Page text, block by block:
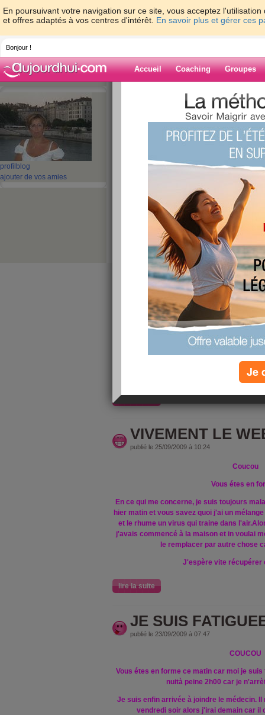
En poursuivant votre navigation sur ce site, vous acceptez
et offres adaptés à vos centres d'intérêt. En savoir plus et gérer ces
Bonjour !
Accueil Coaching Groupes
profil blog
ajouter de vos amies
>
Blog de
21 - 29 »
‹ Préc. 1 2 3 4 5
J'AI TOUJOURS
SINON.....
publié le 28/09/2009 à 12:50
Tous vas
Le soleil vient de pointer le bout de son
Toujours un peu malade il reste un bon
par le nez alors c'est pénible. Mais le week
la maison et fait une marche samedi et le
même si elles ne sont pas très
J'ai fait tous mon mènage
lire la suite
VIVEMENT LE
publié le 25/09/2009 à 10:24
Coucou
Vous étes en
En ce qui me concerne, je suis toujours
hier matin et vous savez quoi j'ai un
et le rhume un virus qui traine dans
j'avais commencé à la maison et in voulai
le remplacer par autre chose
J'espère vite récupérer
lire la suite
JE SUIS
publié le 23/09/2009 à 07:47
COUCOU
Vous étes en forme ce matin car moi je
nuità peine 2h00 car je
Je suis enfin arrivée à joindre le médecin.
vendredi soir alors j'irai demain car il
Je